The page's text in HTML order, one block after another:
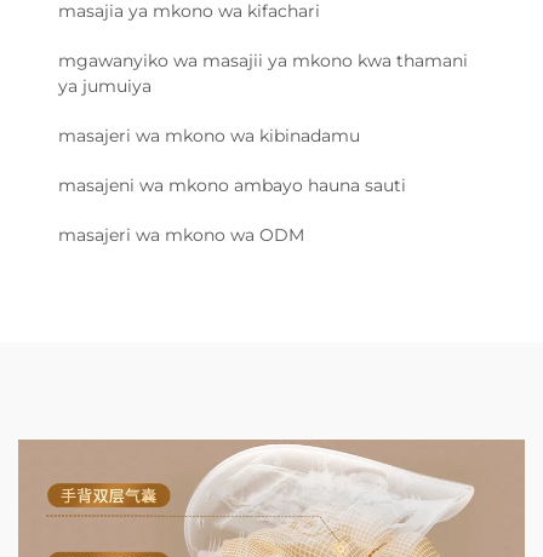
masajia ya mkono wa kifachari
mgawanyiko wa masajii ya mkono kwa thamani
ya jumuiya
masajeri wa mkono wa kibinadamu
masajeni wa mkono ambayo hauna sauti
masajeri wa mkono wa ODM